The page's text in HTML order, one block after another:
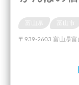
〒939-2603 富山県